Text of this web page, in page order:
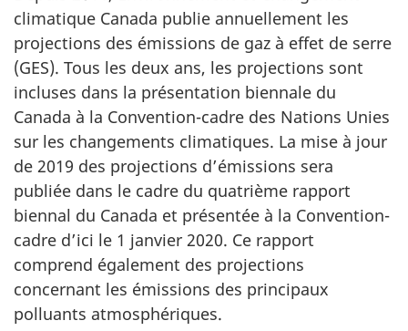
climatique Canada publie annuellement les
projections des émissions de gaz à effet de serre
(GES). Tous les deux ans, les projections sont
incluses dans la présentation biennale du
Canada à la Convention-cadre des Nations Unies
sur les changements climatiques. La mise à jour
de 2019 des projections d’émissions sera
publiée dans le cadre du quatrième rapport
biennal du Canada et présentée à la Convention-
cadre d’ici le 1 janvier 2020. Ce rapport
comprend également des projections
concernant les émissions des principaux
polluants atmosphériques.